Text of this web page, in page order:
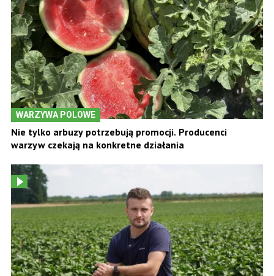
WARZYWA POLOWE
Nie tylko arbuzy potrzebują promocji. Producenci
warzyw czekają na konkretne działania